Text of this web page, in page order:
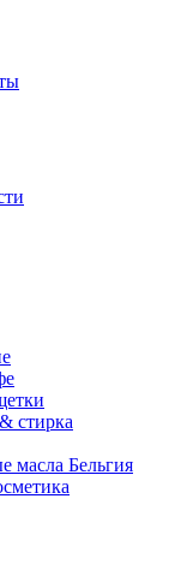
стирка
масла Бельгия